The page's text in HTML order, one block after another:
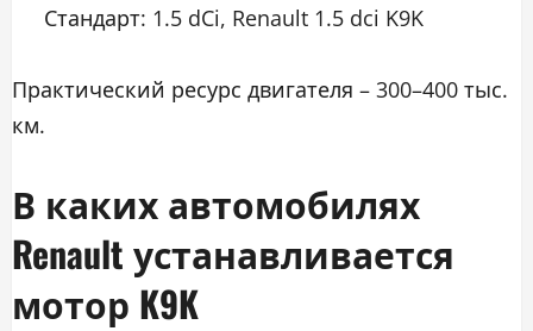
Стандарт: 1.5 dCi, Renault 1.5 dci K9K
Практический ресурс двигателя – 300–400 тыс.
км.
В каких автомобилях
Renault устанавливается
мотор K9K